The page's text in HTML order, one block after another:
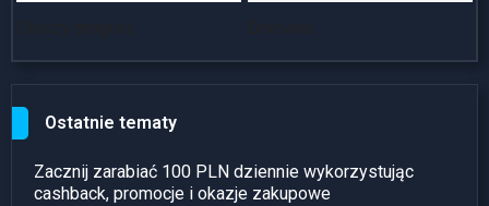
Ostatnie tematy
Zacznij zarabiać 100 PLN dziennie wykorzystując
cashback, promocje i okazje zakupowe